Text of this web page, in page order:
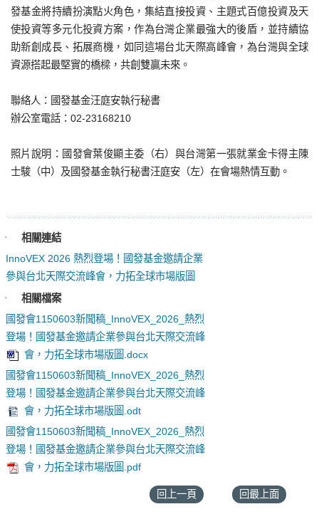
發基金將持續扮演點火角色，集結直接投資、主題式百億投資及天
使投資等多元化投資方案，作為台灣企業最強大的後盾，並持續協
助新創成長、拓展商機，如同這場台北天際高峰會，為台灣與全球
資源搭起最堅實的橋樑，共創雙贏未來。
聯絡人：國發基金汪庭安執行秘書
辦公室電話：02-23168210
照片說明：國發會葉俊顯主委（右）與台灣第一張就業金卡得主陳
士駿（中）及國發基金執行秘書汪庭安（左）在會場熱情互動。
相關連結
InnoVEX 2026 熱烈登場！國發基金邀請企業
參與台北天際交流峰會，力拓全球市場版圖
相關檔案
國發會1150603新聞稿_InnoVEX_2026_熱烈
登場！國發基金邀請企業參與台北天際交流峰
會，力拓全球市場版圖.docx
國發會1150603新聞稿_InnoVEX_2026_熱烈
登場！國發基金邀請企業參與台北天際交流峰
會，力拓全球市場版圖.odt
國發會1150603新聞稿_InnoVEX_2026_熱烈
登場！國發基金邀請企業參與台北天際交流峰
會，力拓全球市場版圖.pdf
回上一頁 回最上面